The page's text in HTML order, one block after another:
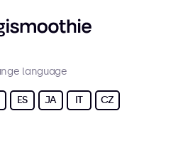
language
ES JA IT CZ